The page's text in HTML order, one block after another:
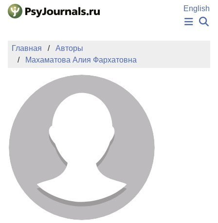
Перейти к основному содержанию
English
ИЗДАНИЯ
АВТОРЫ
ПОДАТЬ РУКОПИСЬ
БАЗА ЗНАНИЙ
КЛЮЧЕВЫЕ СЛОВА
Регистрация
Главная
Авторы
Махаматова Алия Фархатовна